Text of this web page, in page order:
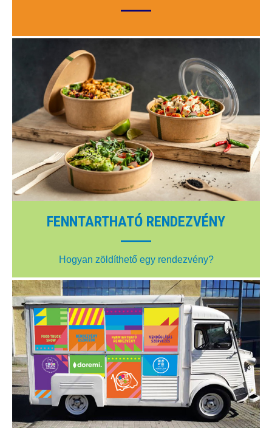
FENNTARTHATÓ RENDEZVÉNY
Hogyan zöldíthető egy rendezvény?